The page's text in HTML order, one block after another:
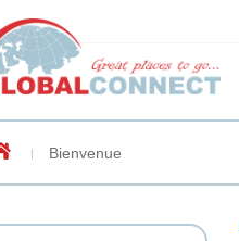
Bienvenue